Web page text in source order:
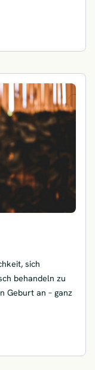
sich
behandeln zu
Geburt an – ganz